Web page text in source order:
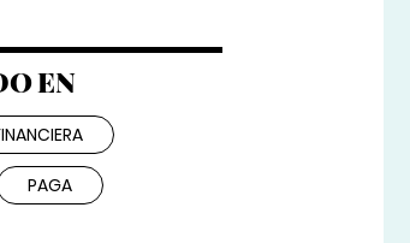
EN
PAGA